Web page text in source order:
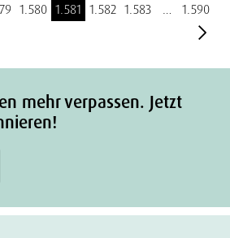
1.580 1.581 1.582 1.583 … 1.590
mehr verpassen. Jetzt